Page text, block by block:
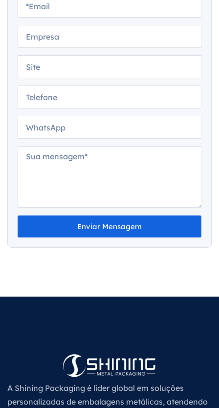
Enviar Mensagem
A Shining Packaging é líder global em soluções
personalizadas de embalagens metálicas, atendendo